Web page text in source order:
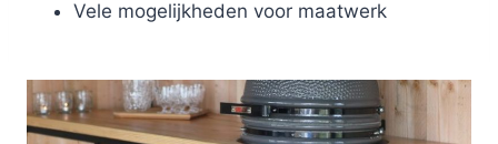
Vele mogelijkheden voor maatwerk